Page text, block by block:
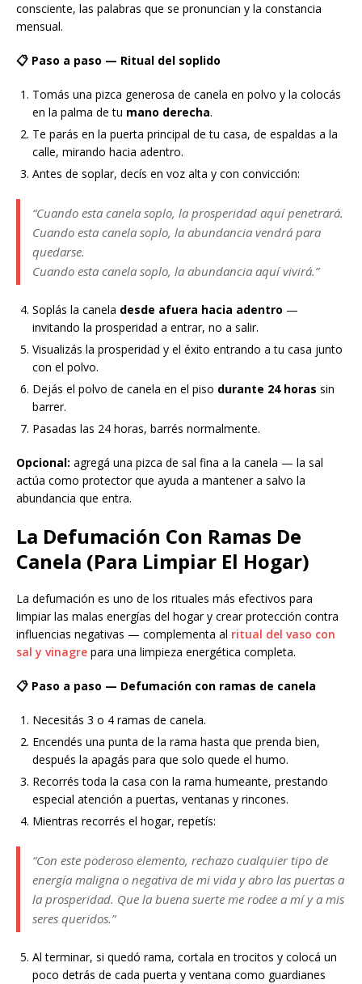
consciente, las palabras que se pronuncian y la constancia
mensual.
📋 Paso a paso — Ritual del soplido
Tomás una pizca generosa de canela en polvo y la colocás
en la palma de tu mano derecha.
Te parás en la puerta principal de tu casa, de espaldas a la
calle, mirando hacia adentro.
Antes de soplar, decís en voz alta y con convicción:
“Cuando esta canela soplo, la prosperidad aquí penetrará.
Cuando esta canela soplo, la abundancia vendrá para
quedarse.
Cuando esta canela soplo, la abundancia aquí vivirá.”
Soplás la canela desde afuera hacia adentro —
invitando la prosperidad a entrar, no a salir.
Visualizás la prosperidad y el éxito entrando a tu casa junto
con el polvo.
Dejás el polvo de canela en el piso durante 24 horas sin
barrer.
Pasadas las 24 horas, barrés normalmente.
Opcional: agregá una pizca de sal fina a la canela — la sal
actúa como protector que ayuda a mantener a salvo la
abundancia que entra.
La Defumación Con Ramas De
Canela (Para Limpiar El Hogar)
La defumación es uno de los rituales más efectivos para
limpiar las malas energías del hogar y crear protección contra
influencias negativas — complementa al ritual del vaso con
sal y vinagre para una limpieza energética completa.
📋 Paso a paso — Defumación con ramas de canela
Necesitás 3 o 4 ramas de canela.
Encendés una punta de la rama hasta que prenda bien,
después la apagás para que solo quede el humo.
Recorrés toda la casa con la rama humeante, prestando
especial atención a puertas, ventanas y rincones.
Mientras recorrés el hogar, repetís:
“Con este poderoso elemento, rechazo cualquier tipo de
energía maligna o negativa de mi vida y abro las puertas a
la prosperidad. Que la buena suerte me rodee a mí y a mis
seres queridos.”
Al terminar, si quedó rama, cortala en trocitos y colocá un
poco detrás de cada puerta y ventana como guardianes